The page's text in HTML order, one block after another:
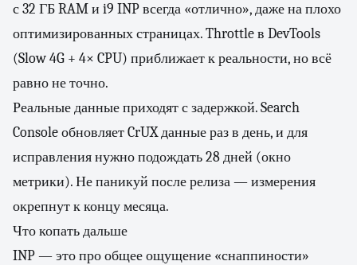
с 32 ГБ RAM и i9 INP всегда «отлично», даже на плохо
оптимизированных страницах. Throttle в DevTools
(Slow 4G + 4× CPU) приближает к реальности, но всё
равно не точно.
Реальные данные приходят с задержкой. Search
Console обновляет CrUX данные раз в день, и для
исправления нужно подождать 28 дней (окно
метрики). Не паникуй после релиза — измерения
окрепнут к концу месяца.
Что копать дальше
INP — это про общее ощущение «снаппиности»